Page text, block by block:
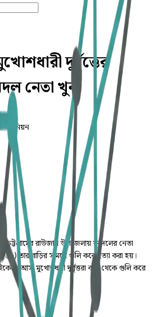
দুর্বৃত্তের
নেতা খুন
ইউনিয়ন
চট্টগ্রামের রাউজান উপজেলায় যুবদলের নেতা
তার বাড়ির সামনে গুলি করে হত্যা করা হয়।
আসা মুখোশধারী দুর্বৃত্তরা কাছ থেকে গুলি করে